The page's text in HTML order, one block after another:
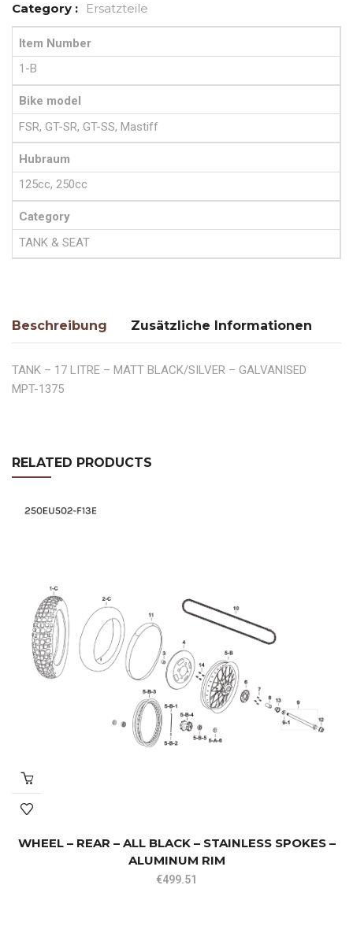
Category :
Ersatzteile
Item Number
1-B
Bike model
FSR, GT-SR, GT-SS, Mastiff
Hubraum
125cc, 250cc
Category
TANK & SEAT
Beschreibung Zusätzliche Informationen
TANK – 17 LITRE – MATT BLACK/SILVER – GALVANISED
MPT-1375
RELATED PRODUCTS
WHEEL – REAR – ALL BLACK – STAINLESS SPOKES –
ALUMINUM RIM
€499.51